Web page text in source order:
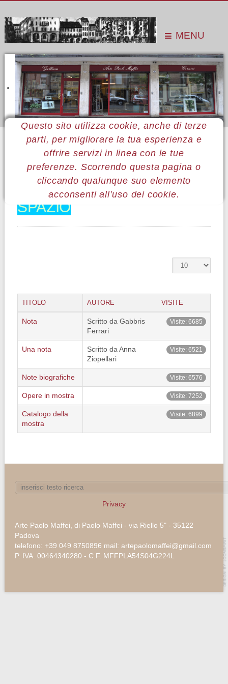
MENU
Questo sito utilizza cookie, anche di terze
parti, per migliorare la tua esperienza e
offrire servizi in linea con le tue
preferenze. Scorrendo questa pagina o
cliccando qualunque suo elemento
acconsenti all’uso dei cookie.
Sei qui: Home Le mostre Mostre 2011 Vanni Cantà
16 Vanni Cantà
SPAZIO
TITOLO AUTORE VISITE
Nota
Scritto da Gabbris
Ferrari
Visite: 6685
Una nota
Scritto da Anna
Ziopellari
Visite: 6521
Note biografiche Visite: 6576
Opere in mostra Visite: 7252
Catalogo della
mostra
Visite: 6899
Privacy
Arte Paolo Maffei, di Paolo Maffei - via Riello 5" - 35122
Padova
telefono: +39 049 8750896 mail: artepaolomaffei@gmail.com
P. IVA: 00464340280 - C.F. MFFPLA54S04G224L